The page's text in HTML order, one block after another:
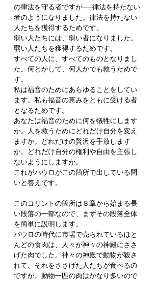
の律法を守る者ですが──律法を持たない
者のようになりました。律法を持たない
人たちを獲得するためです。
弱い人たちには、弱い者になりました。
弱い人たちを獲得するためです。
すべての人に、すべてのものとなりまし
た。何とかして、何人かでも救うためで
す。
私は福音のためにあらゆることをしてい
ます。私も福音の恵みをともに受ける者
となるためです。
あなたは福音のために何を犠牲にします
か。人を救うためにどれだけ自分を変え
ますか。どれだけの贅沢を手放します
か。どれだけ自分の権利や自由を主張し
ないようにしますか。
これがパウロがこの箇所で出している問
いと答えです。
このコリントの箇所は８章から始まる長
い段落の一部なので、まずその段落全体
を簡単に説明します。
パウロの時代に市場で売られているほと
んどの食肉は、人々が神々の神殿にささ
げた肉でした。神々の神殿で動物が殺さ
れて、それをささげた人たちが食べるの
ですが、動物一匹の肉はかなり多いので